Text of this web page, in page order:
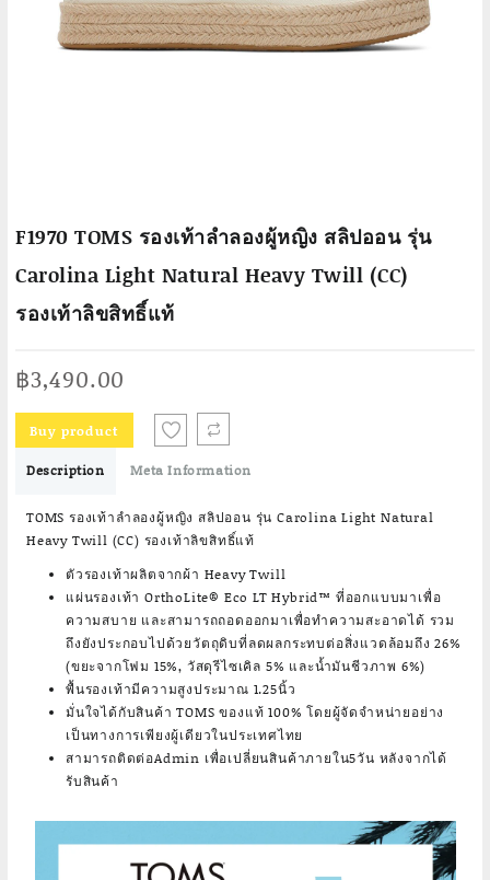
F1970 TOMS รองเท้าลำลองผู้หญิง สลิปออน รุ่น
Carolina Light Natural Heavy Twill (CC)
รองเท้าลิขสิทธิ์แท้
฿3,490.00
Buy product
Description Meta Information
TOMS รองเท้าลำลองผู้หญิง สลิปออน รุ่น Carolina Light Natural
Heavy Twill (CC) รองเท้าลิขสิทธิ์แท้
ตัวรองเท้าผลิตจากผ้า Heavy Twill
แผ่นรองเท้า OrthoLite® Eco LT Hybrid™ ที่ออกแบบมาเพื่อ
ความสบาย และสามารถถอดออกมาเพื่อทำความสะอาดได้ รวม
ถึงยังประกอบไปด้วยวัตถุดิบที่ลดผลกระทบต่อสิ่งแวดล้อมถึง 26%
(ขยะจากโฟม 15%, วัสดุรีไซเคิล 5% และน้ำมันชีวภาพ 6%)
พื้นรองเท้ามีความสูงประมาณ 1.25นิ้ว
มั่นใจได้กับสินค้า TOMS ของแท้ 100% โดยผู้จัดจำหน่ายอย่าง
เป็นทางการเพียงผู้เดียวในประเทศไทย
สามารถติดต่อAdmin เพื่อเปลี่ยนสินค้าภายใน5วัน หลังจากได้
รับสินค้า